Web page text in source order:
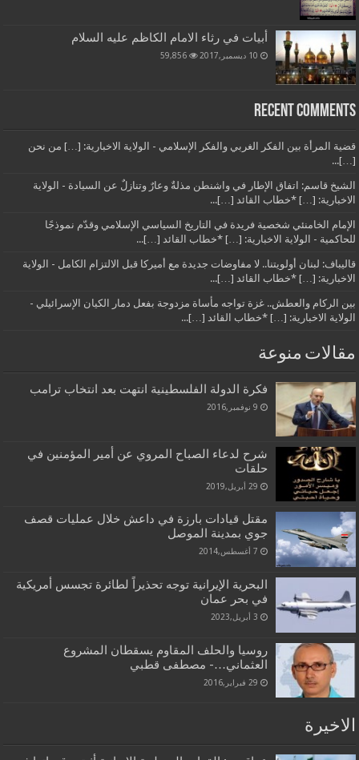
أبيات في رثاء الامام الكاظم عليه السلام
10 ديسمبر,2017 59,856
Recent Comments
قضية المرأة بين الفكر الغربي والفكر الإسلامي - الولاية الاخبارية: […] من نحن
[…]...
الشيخ قاسم: اتفاق الإطار في واشنطن مذلةٌ وعارٌ وتنازلٌ عن السيادة - الولاية
الاخبارية: […] *خطاب القائد […]...
الإمام الخامنئي شخصية فريدة في التاريخ السياسي الإسلامي وقدّم نموذجًا
للحاكمية - الولاية الاخبارية: […] *خطاب القائد […]...
قاليباف: لبنان أولويتنا.. لا مفاوضات جديدة مع أميركا قبل الالتزام الكامل - الولاية
الاخبارية: […] *خطاب القائد […]...
بين الركام والعطش.. غزة تواجه مأساة مزدوجة بفعل دمار الكيان الإسرائيلي -
الولاية الاخبارية: […] *خطاب القائد […]...
مقالات منوعة
فكرة الدولة الفلسطينية انتهت بعد انتخاب ترامب
9 نوفمبر,2016
شرح لدعاء الصباح المروي عن أمير المؤمنين في
حلقات
29 أبريل,2019
مقتل قيادات بارزة في داعش خلال عمليات قصف
جوي بمدينة الموصل
7 أغسطس,2014
البحرية الإيرانية توجه تحذيراً لطائرة تجسس أمريكية
في بحر عمان
3 أبريل,2023
روسيا والحلف المقاوم يسقطان المشروع
العثماني…- مصطفى قطبي
29 فبراير,2016
الاخيرة